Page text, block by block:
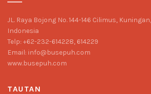
JL. Raya Bojong No. 144-146 Cilimus,
Indonesia
Telp: +62-232-614228, 614229
Email: info@busepuh.com
www.busepuh.com
TAUTAN